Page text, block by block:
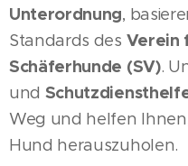
Unterordnung,
Standards des Verein
Schäferhunde (SV).
und
Weg und helfen
Hund herauszuholen.